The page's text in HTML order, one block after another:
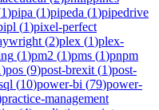
1)pipa (1)pipeda (1)pipedrive
(1)pixel-perfect
(2)plex (1)plex-
(1)pm2 (1)pms (1)pnpm
)pos (9)post-brexit (1)post-
(10)power-bi (79)power-
practice-management